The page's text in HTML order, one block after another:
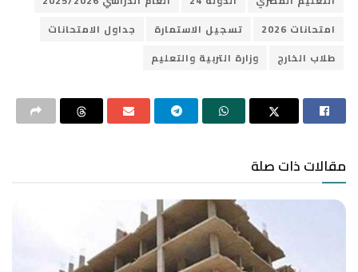
امتحانات 2026
تسجيل الاستمارة
جداول الامتحانات
طلاب الخارج
وزارة التربية والتعليم
مقالات ذات صلة